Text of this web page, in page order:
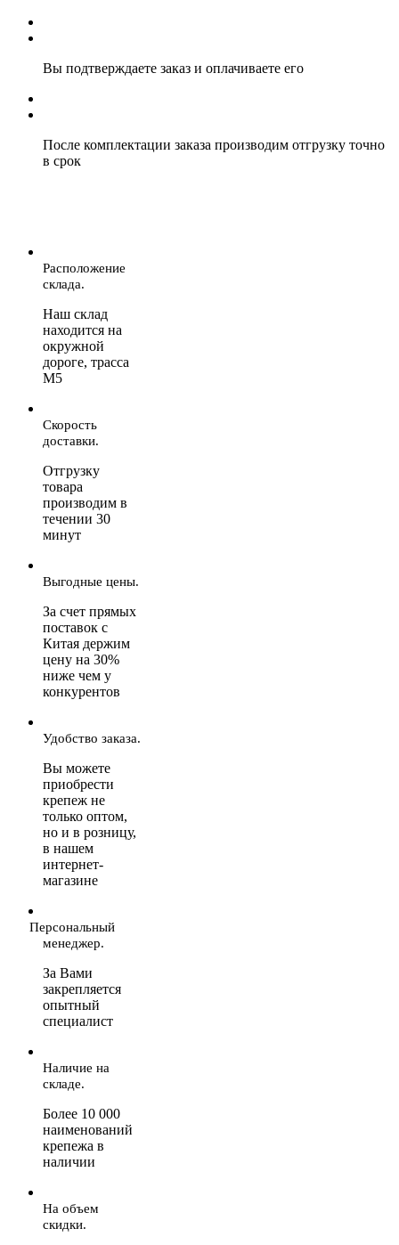
Вы подтверждаете заказ и оплачиваете его
После комплектации заказа производим отгрузку точно
в срок
Расположение
склада.
Наш склад
находится на
окружной
дороге, трасса
М5
Скорость
доставки.
Отгрузку
товара
производим в
течении 30
минут
Выгодные цены.
За счет прямых
поставок с
Китая держим
цену на 30%
ниже чем у
конкурентов
Удобство заказа.
Вы можете
приобрести
крепеж не
только оптом,
но и в розницу,
в нашем
интернет-
магазине
Персональный
менеджер.
За Вами
закрепляется
опытный
специалист
Наличие на
складе.
Более 10 000
наименований
крепежа в
наличии
На объем
скидки.